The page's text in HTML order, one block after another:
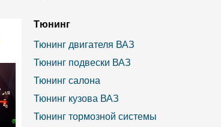
Тюнинг
Тюнинг двигателя ВАЗ
Тюнинг подвески ВАЗ
Тюнинг салона
Тюнинг кузова ВАЗ
Тюнинг тормозной системы